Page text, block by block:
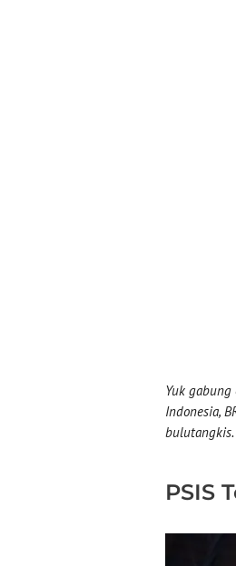
Yuk gabung
Indonesia,
bulutangkis.
PSIS